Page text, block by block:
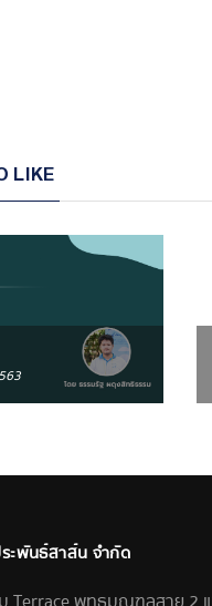
LIKE
พันธ์สาส์น จำกัด